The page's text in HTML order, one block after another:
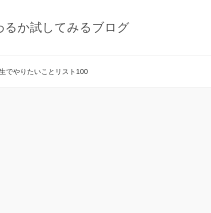
るか試してみるブログ
でやりたいことリスト100